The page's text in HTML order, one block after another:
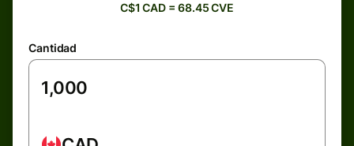
C$1 CAD = 68.45 CVE
Cantidad